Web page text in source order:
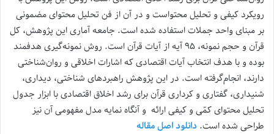
رویکرد کیفی و تحلیل محتواست و در آن از فن تحلیل محتوای مضمونی
بر مبنای واحد جملات استفاده ‌شده است. جامعه آماری این پژوهش، کل
قرآن و حجم نمونه، ۹۵ آیه از آیات قرآن است. روش نمونه‌گیری هدفمند
بوده و با هدف انتخاب آیات اقتصادی که اشارات اخلاقی و روان‌شناختی
دارند، انجام‌گرفته است. در این پژوهش راهبردهای شناختی، دیداری،
شنیداری، گفتاری و کرداری قرآن برای رشد اخلاق اقتصادی با ابزار جدول
تحلیل محتوای کمّی و کیفی ارائه و آنگاه نمایه مدل مفهومی آن نیز
طراحی شده است. دانلود اصل مقاله